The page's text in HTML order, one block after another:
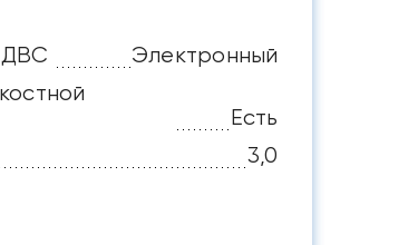
ДВС
Электронный
Есть
3,0